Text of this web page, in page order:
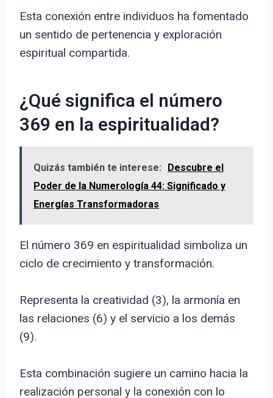
Esta conexión entre individuos ha fomentado
un sentido de pertenencia y exploración
espiritual compartida.
¿Qué significa el número
369 en la espiritualidad?
Quizás también te interese:
Descubre el
Poder de la Numerología 44: Significado y
Energías Transformadoras
El número 369 en espiritualidad simboliza un
ciclo de crecimiento y transformación.
Representa la creatividad (3), la armonía en
las relaciones (6) y el servicio a los demás
(9).
Esta combinación sugiere un camino hacia la
realización personal y la conexión con lo